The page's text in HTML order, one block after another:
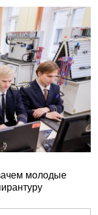
молодые